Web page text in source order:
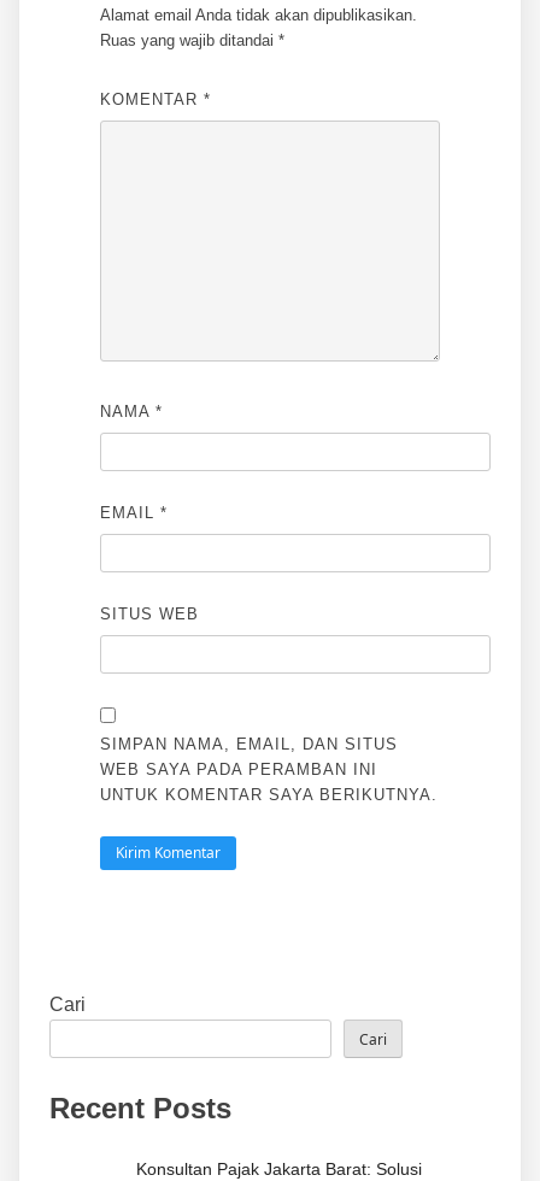
Alamat email Anda tidak akan dipublikasikan.
Ruas yang wajib ditandai *
KOMENTAR *
NAMA *
EMAIL *
SITUS WEB
SIMPAN NAMA, EMAIL, DAN SITUS
WEB SAYA PADA PERAMBAN INI
UNTUK KOMENTAR SAYA BERIKUTNYA.
Cari
Cari
Recent Posts
Konsultan Pajak Jakarta Barat: Solusi